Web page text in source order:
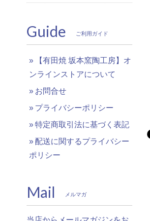
Guide ご利用ガイド
【有田焼 坂本窯陶工房】オ
ンラインストアについて
お問合せ
プライバシーポリシー
特定商取引法に基づく表記
配送に関するプライバシー
ポリシー
Mail メルマガ